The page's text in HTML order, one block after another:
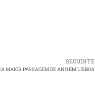
SEGUINTE
MAIOR PASSAGEM DE ANO EM LISBOA